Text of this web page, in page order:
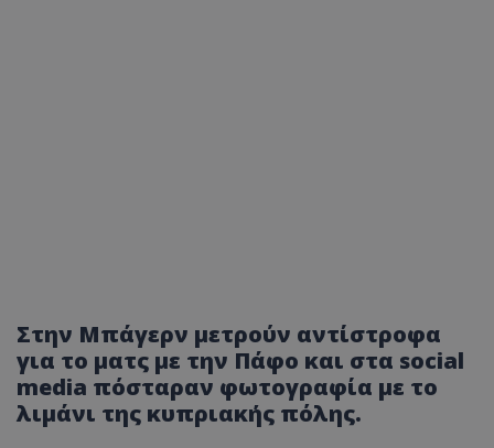
Στην Μπάγερν μετρούν αντίστροφα
για το ματς με την Πάφο και στα social
media πόσταραν φωτογραφία με το
λιμάνι της κυπριακής πόλης.